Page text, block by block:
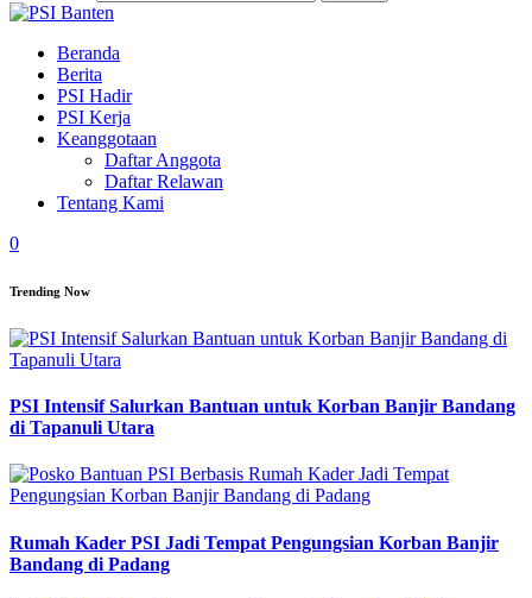
Beranda
Berita
PSI Hadir
PSI Kerja
Keanggotaan
Daftar Anggota
Daftar Relawan
Tentang Kami
0
Trending Now
PSI Intensif Salurkan Bantuan untuk Korban Banjir Bandang
di Tapanuli Utara
Rumah Kader PSI Jadi Tempat Pengungsian Korban Banjir
Bandang di Padang